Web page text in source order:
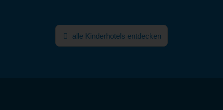
alle Kinderhotels entdecken